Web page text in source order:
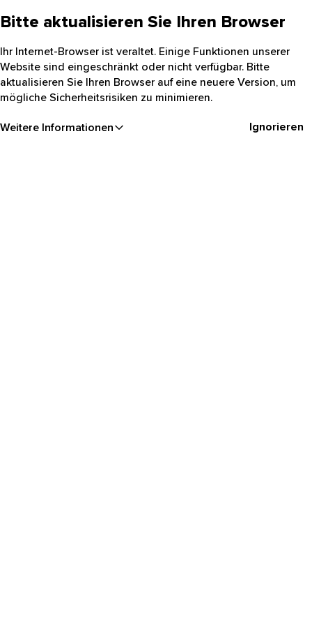
Bitte aktualisieren Sie Ihren Browser
Ihr Internet-Browser ist veraltet. Einige Funktionen unserer
Website sind eingeschränkt oder nicht verfügbar. Bitte
aktualisieren Sie Ihren Browser auf eine neuere Version, um
mögliche Sicherheitsrisiken zu minimieren.
Weitere Informationen Ignorieren